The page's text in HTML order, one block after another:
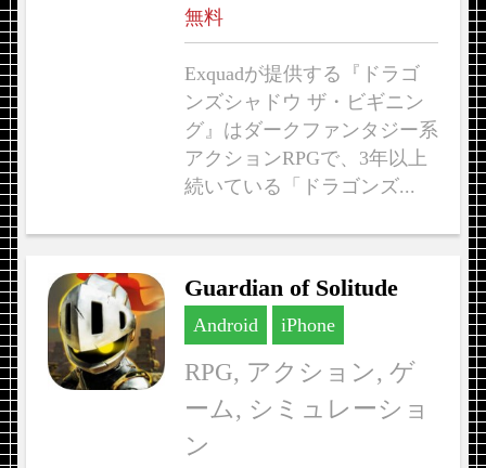
無料
Exquadが提供する『ドラゴ
ンズシャドウ ザ・ビギニン
グ』はダークファンタジー系
アクションRPGで、3年以上
続いている「ドラゴンズ...
Guardian of Solitude
Android iPhone
RPG, アクション, ゲ
ーム, シミュレーショ
ン